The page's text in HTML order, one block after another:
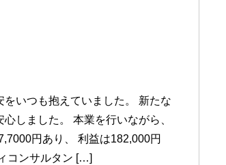
いつも抱えていました。 新たな
しました。 本業を行いながら、
円あり、 利益は182,000円
コンサルタン […]